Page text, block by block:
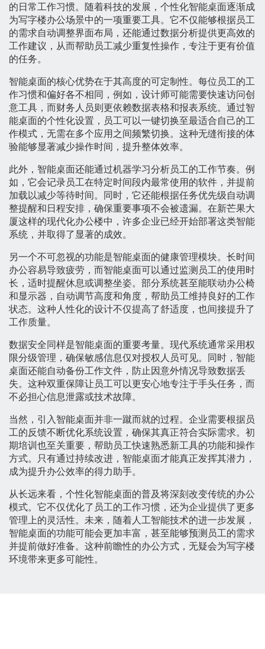
的日常工作习惯。随着科技的发展，个性化智能桌面逐渐成
为写字楼办公场景中的一项重要工具。它不仅能够根据员工
的需求自动调整界面布局，还能通过数据分析提供更高效的
工作建议，从而帮助员工减少重复性操作，专注于更有价值
的任务。
智能桌面的核心优势在于其高度的可定制性。每位员工的工
作习惯和偏好各不相同，例如，设计师可能需要快速访问创
意工具，而财务人员则更依赖数据表格和报表系统。通过智
能桌面的个性化设置，员工可以一键切换至最适合自己的工
作模式，无需在多个应用之间频繁切换。这种无缝衔接的体
验能够显著减少操作时间，提升整体效率。
此外，智能桌面还能通过机器学习分析员工的工作节奏。例
如，它会记录员工在特定时间段内最常使用的软件，并提前
加载以减少等待时间。同时，它还能根据任务优先级自动调
整提醒和日程安排，确保重要事项不会被遗漏。在新芒果大
厦这样的现代化办公楼中，许多企业已经开始部署这类智能
系统，并取得了显著的成效。
另一个不可忽视的功能是智能桌面的健康管理模块。长时间
办公容易导致疲劳，而智能桌面可以通过监测员工的使用时
长，适时提醒休息或调整坐姿。部分系统甚至能联动办公椅
和显示器，自动调节高度和角度，帮助员工维持良好的工作
状态。这种人性化的设计不仅提高了舒适度，也间接提升了
工作质量。
数据安全同样是智能桌面的重要考量。现代系统通常采用权
限分级管理，确保敏感信息仅对授权人员可见。同时，智能
桌面还能自动备份工作文件，防止因意外情况导致数据丢
失。这种双重保障让员工可以更安心地专注于手头任务，而
不必担心信息泄露或技术故障。
当然，引入智能桌面并非一蹴而就的过程。企业需要根据员
工的反馈不断优化系统设置，确保其真正符合实际需求。初
期培训也至关重要，帮助员工快速熟悉新工具的功能和操作
方式。只有通过持续改进，智能桌面才能真正发挥其潜力，
成为提升办公效率的得力助手。
从长远来看，个性化智能桌面的普及将深刻改变传统的办公
模式。它不仅优化了员工的工作习惯，还为企业提供了更多
管理上的灵活性。未来，随着人工智能技术的进一步发展，
智能桌面的功能可能会更加丰富，甚至能够预测员工的需求
并提前做好准备。这种前瞻性的办公方式，无疑会为写字楼
环境带来更多可能性。